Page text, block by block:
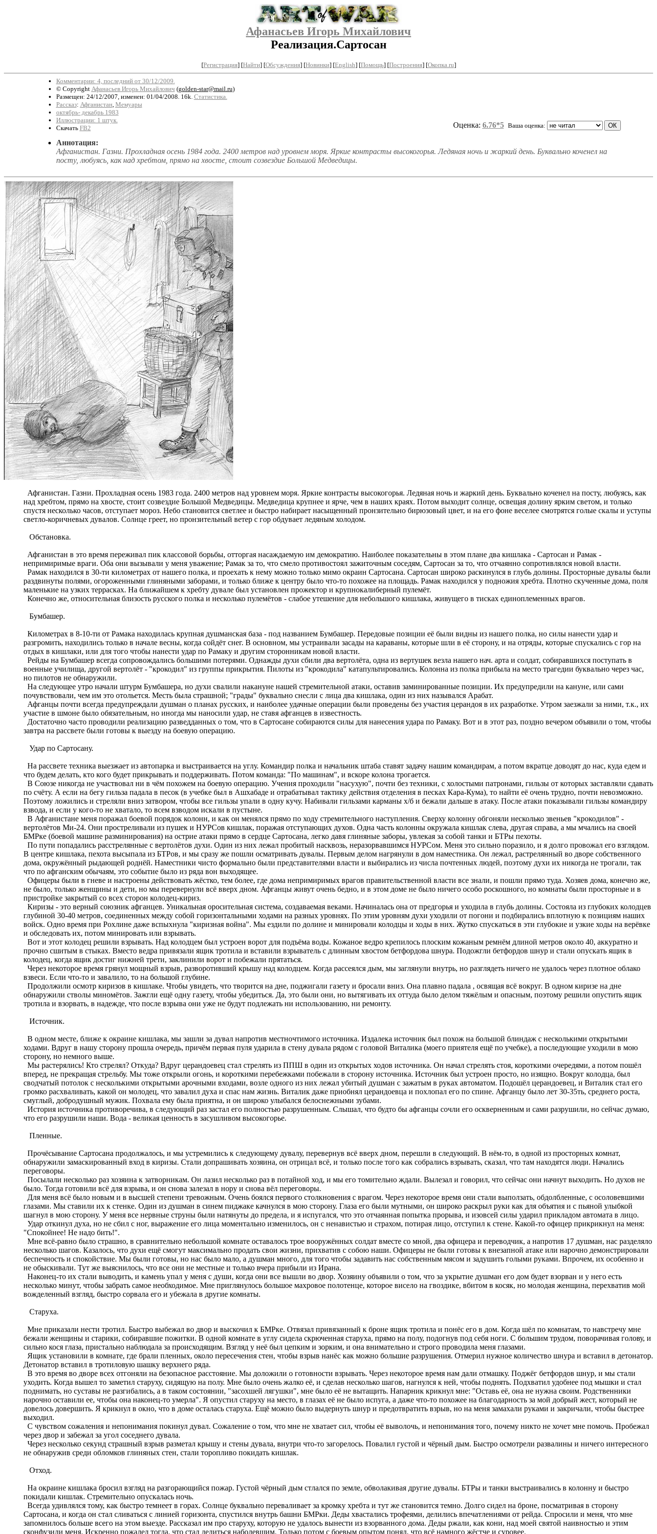
Афанасьев Игорь Михайлович
Реализация.Сартосан
[Регистрация] [Найти] [Обсуждения] [Новинки] [English] [Помощь] [Построения] [Окопка.ru]
Комментарии: 4, последний от 30/12/2009.
© Copyright Афанасьев Игорь Михайлович (golden-star@mail.ru)
Размещен: 24/12/2007, изменен: 01/04/2008. 16k. Статистика.
Рассказ: Афганистан, Мемуары
октябрь- декабрь 1983
Иллюстрации: 1 штук.
Скачать FB2 Оценка: 6.76*5 Ваша оценка:
Аннотация:
Афганистан. Газни. Прохладная осень 1984 года. 2400 метров над уровнем моря. Яркие контрасты высокогорья. Ледяная ночь и жаркий день. Буквально коченел на
посту, любуясь, как над хребтом, прямо на хвосте, стоит созвездие Большой Медведицы.
Афганистан. Газни. Прохладная осень 1983 года. 2400 метров над уровнем моря. Яркие контрасты высокогорья. Ледяная ночь и жаркий день. Буквально коченел на посту, любуясь, как
над хребтом, прямо на хвосте, стоит созвездие Большой Медведицы. Медведица крупнее и ярче, чем в наших краях. Потом выходит солнце, освещая долину ярким светом, и только
спустя несколько часов, отступает мороз. Небо становится светлее и быстро набирает насыщенный пронзительно бирюзовый цвет, и на его фоне веселее смотрятся голые скалы и уступы
светло-коричневых дувалов. Солнце греет, но пронзительный ветер с гор обдувает ледяным холодом.
Обстановка.
Афганистан в это время переживал пик классовой борьбы, отторгая насаждаемую им демократию. Наиболее показательны в этом плане два кишлака - Сартосан и Рамак -
непримиримые враги. Оба они вызывали у меня уважение; Рамак за то, что смело противостоял зажиточным соседям, Сартосан за то, что отчаянно сопротивлялся новой власти.
Рамак находился в 30-ти километрах от нашего полка, и проехать к нему можно только мимо окраин Сартосана. Сартосан широко раскинулся в глубь долины. Просторные дувалы были
раздвинуты полями, огороженными глиняными заборами, и только ближе к центру было что-то похожее на площадь. Рамак находился у подножия хребта. Плотно скученные дома, поля
маленькие на узких террасках. На ближайшем к хребту дувале был установлен прожектор и крупнокалиберный пулемёт.
Конечно же, относительная близость русского полка и несколько пулемётов - слабое утешение для небольшого кишлака, живущего в тисках единоплеменных врагов.
Бумбашер.
Километрах в 8-10-ти от Рамака находилась крупная душманская база - под названием Бумбашер. Передовые позиции её были видны из нашего полка, но силы нанести удар и
разгромить, находились только в начале весны, когда сойдёт снег. В основном, мы устраивали засады на караваны, которые шли в её сторону, и на отряды, которые спускались с гор на
отдых в кишлаки, или для того чтобы нанести удар по Рамаку и другим сторонникам новой власти.
Рейды на Бумбашер всегда сопровождались большими потерями. Однажды духи сбили два вертолёта, одна из вертушек везла нашего нач. арта и солдат, собиравшихся поступать в
военные училища, другой вертолёт - "крокодил" из группы прикрытия. Пилоты из "крокодила" катапультировались. Колонна из полка прибыла на место трагедии буквально через час,
но пилотов не обнаружили.
На следующее утро начали штурм Бумбашера, но духи свалили накануне нашей стремительной атаки, оставив заминированные позиции. Их предупредили на кануне, или сами
почувствовали, чем им это отольется. Месть была страшной; "грады" буквально снесли с лица два кишлака, один из них назывался Арабат.
Афганцы почти всегда предупреждали душман о планах русских, и наиболее удачные операции были проведены без участия церандоя в их разработке. Утром заезжали за ними, т.к., их
участие в шмоне было обязательным, но иногда мы наносили удар, не ставя афганцев в известность.
Достаточно часто проводили реализацию разведданных о том, что в Сартосане собираются силы для нанесения удара по Рамаку. Вот и в этот раз, поздно вечером объявили о том, чтобы
завтра на рассвете были готовы к выезду на боевую операцию.
Удар по Сартосану.
На рассвете техника выезжает из автопарка и выстраивается на углу. Командир полка и начальник штаба ставят задачу нашим командирам, а потом вкратце доводят до нас, куда едем и
что будем делать, кто кого будет прикрывать и поддерживать. Потом команда: "По машинам", и вскоре колона трогается.
В Союзе никогда не участвовал ни в чём похожем на боевую операцию. Учения проходили "насухую", почти без техники, с холостыми патронами, гильзы от которых заставляли сдавать
по счёту. А если на бегу гильза падала в песок (в учебке был в Ашхабаде и отрабатывал тактику действия отделения в песках Кара-Кума), то найти её очень трудно, почти невозможно.
Поэтому ложились и стреляли вниз затвором, чтобы все гильзы упали в одну кучу. Набивали гильзами карманы х/б и бежали дальше в атаку. После атаки показывали гильзы командиру
взвода, и если у кого-то не хватало, то всем взводом искали в пустыне.
В Афганистане меня поражал боевой порядок колонн, и как он менялся прямо по ходу стремительного наступления. Сверху колонну обгоняли несколько звеньев "крокодилов" -
вертолётов Ми-24. Они простреливали из пушек и НУРСов кишлак, поражая отступающих духов. Одна часть колонны окружала кишлак слева, другая справа, а мы мчались на своей
БМРке (боевой машине разминирования) на острие атаки прямо в сердце Сартосана, легко давя глиняные заборы, увлекая за собой танки и БТРы пехоты.
По пути попадались расстрелянные с вертолётов духи. Один из них лежал пробитый насквозь, неразорвавшимся НУРСом. Меня это сильно поразило, и я долго провожал его взглядом.
В центре кишлака, пехота высыпала из БТРов, и мы сразу же пошли осматривать дувалы. Первым делом нагрянули в дом наместника. Он лежал, растрелянный во дворе собственного
дома, окружённый рыдающей роднёй. Наместники чисто формально были представителями власти и выбирались из числа почтенных людей, поэтому духи их никогда не трогали, так
что по афганским обычаям, это событие было из ряда вон выходящее.
Офицеры были в гневе и настроены действовать жёстко, тем более, где дома непримиримых врагов правительственной власти все знали, и пошли прямо туда. Хозяев дома, конечно же,
не было, только женщины и дети, но мы перевернули всё вверх дном. Афганцы живут очень бедно, и в этом доме не было ничего особо роскошного, но комнаты были просторные и в
пристройке закрытый со всех сторон колодец-кириз.
Киризы - это верный союзник афганцев. Уникальная оросительная система, создаваемая веками. Начиналась она от предгорья и уходила в глубь долины. Состояла из глубоких колодцев
глубиной 30-40 метров, соединенных между собой горизонтальными ходами на разных уровнях. По этим уровням духи уходили от погони и подбирались вплотную к позициям наших
войск. Одно время при Рохлине даже вспыхнула "киризная война". Мы ездили по долине и минировали колодцы и ходы в них. Жутко спускаться в эти глубокие и узкие ходы на верёвке
и обследовать их, потом минировать или взрывать.
Вот и этот колодец решили взрывать. Над колодцем был устроен ворот для подъёма воды. Кожаное ведро крепилось плоским кожаным ремнём длиной метров около 40, аккуратно и
прочно сшитым в стыках. Вместо ведра привязали ящик тротила и вставили взрыватель с длинным хвостом бетфордова шнура. Подожгли бетфордов шнур и стали опускать ящик в
колодец, когда ящик достиг нижней трети, заклинили ворот и побежали прятаться.
Через некоторое время грянул мощный взрыв, разворотивший крышу над колодцем. Когда рассеялся дым, мы заглянули внутрь, но разглядеть ничего не удалось через плотное облако
взвеси. Если что-то и завалило, то на большой глубине.
Продолжили осмотр киризов в кишлаке. Чтобы увидеть, что творится на дне, поджигали газету и бросали вниз. Она плавно падала , освящая всё вокруг. В одном киризе на дне
обнаружили стволы миномётов. Зажгли ещё одну газету, чтобы убедиться. Да, это были они, но вытягивать их оттуда было делом тяжёлым и опасным, поэтому решили опустить ящик
тротила и взорвать, в надежде, что после взрыва они уже не будут подлежать ни использованию, ни ремонту.
Источник.
В одном месте, ближе к окраине кишлака, мы зашли за дувал напротив местночтимого источника. Издалека источник был похож на большой блиндаж с несколькими открытыми
ходами. Вдруг в нашу сторону прошла очередь, причём первая пуля ударила в стену дувала рядом с головой Виталика (моего приятеля ещё по учебке), а последующие уходили в мою
сторону, но немного выше.
Мы растерялись! Кто стрелял? Откуда? Вдруг церандоевец стал стрелять из ППШ в один из открытых ходов источника. Он начал стрелять стоя, короткими очередями, а потом пошёл
вперед, не прекращая стрельбу. Мы тоже открыли огонь, и короткими перебежками побежали в сторону источника. Источник был устроен просто, но изящно. Вокруг колодца, был
сводчатый потолок с несколькими открытыми арочными входами, возле одного из них лежал убитый душман с зажатым в руках автоматом. Подошёл церандоевец, и Виталик стал его
громко расхваливать, какой он молодец, что завалил духа и спас нам жизнь. Виталик даже приобнял церандоевца и похлопал его по спине. Афганцу было лет 30-35ть, среднего роста,
смуглый, добродушный мужик. Похвала ему была приятна, и он широко улыбался белоснежными зубами.
История источника противоречива, в следующий раз застал его полностью разрушенным. Слышал, что будто бы афганцы сочли его оскверненным и сами разрушили, но сейчас думаю,
что его разрушили наши. Вода - великая ценность в засушливом высокогорье.
Пленные.
Прочёсывание Сартосана продолжалось, и мы устремились к следующему дувалу, перевернув всё вверх дном, перешли в следующий. В нём-то, в одной из просторных комнат,
обнаружили замаскированный вход в киризы. Стали допрашивать хозяина, он отрицал всё, и только после того как собрались взрывать, сказал, что там находятся люди. Начались
переговоры.
Посылали несколько раз хозяина к затворникам. Он лазил несколько раз в потайной ход, и мы его томительно ждали. Вылезал и говорил, что сейчас они начнут выходить. Но духов не
было. Тогда готовили всё для взрыва, и он снова залезал в нору и снова вёл переговоры.
Для меня всё было новым и в высшей степени тревожным. Очень боялся первого столкновения с врагом. Через некоторое время они стали выползать, обдолбленные, с осоловевшими
глазами. Мы ставили их к стенке. Один из душман в синем пиджаке качнулся в мою сторону. Глаза его были мутными, он широко раскрыл руки как для объятия и с пьяной улыбкой
шагнул в мою сторону. У меня все нервные струны были натянуты до предела, и я испугался, что это отчаянная попытка прорыва, и изовсей силы ударил прикладом автомата в лицо.
Удар откинул духа, но не сбил с ног, выражение его лица моментально изменилось, он с ненавистью и страхом, потирая лицо, отступил к стене. Какой-то офицер прикрикнул на меня:
"Спокойнее! Не надо бить!".
Мне всё-равно было страшно, в сравнительно небольшой комнате оставалось трое вооружённых солдат вместе со мной, два офицера и переводчик, а напротив 17 душман, нас разделяло
несколько шагов. Казалось, что духи ещё смогут максимально продать свои жизни, прихватив с собою наши. Офицеры не были готовы к внезапной атаке или нарочно демонстрировали
беспечность и спокойствие. Мы были готовы, но нас было мало, а душман много, для того чтобы задавить нас собственным мясом и задушить голыми руками. Впрочем, их особенно и
не обыскивали. Тут же выяснилось, что все они не местные и только вчера прибыли из Ирана.
Наконец-то их стали выводить, и камень упал у меня с души, когда они все вышли во двор. Хозяину объявили о том, что за укрытие душман его дом будет взорван и у него есть
несколько минут, чтобы забрать самое необходимое. Мне приглянулось большое махровое полотенце, которое висело на гвоздике, вбитом в косяк, но молодая женщина, перехватив мой
вожделенный взгляд, быстро сорвала его и убежала в другие комнаты.
Старуха.
Мне приказали нести тротил. Быстро выбежал во двор и выскочил к БМРке. Отвязал привязанный к броне ящик тротила и понёс его в дом. Когда шёл по комнатам, то навстречу мне
бежали женщины и старики, собиравшие пожитки. В одной комнате в углу сидела скрюченная старуха, прямо на полу, подогнув под себя ноги. С большим трудом, поворачивая голову, и
сильно кося глаза, пристально наблюдала за происходящим. Взгляд у неё был цепким и зорким, и она внимательно и строго проводила меня глазами.
Ящик установили в комнате, где брали пленных, около пересечения стен, чтобы взрыв нанёс как можно большие разрушения. Отмерил нужное количество шнура и вставил в детонатор.
Детонатор вставил в тротиловую шашку верхнего ряда.
В это время во дворе всех отгоняли на безопасное расстояние. Мы доложили о готовности взрывать. Через некоторое время нам дали отмашку. Поджёг бетфордов шнур, и мы стали
уходить. Когда вышел то заметил старуху, сидящую на полу. Мне было очень жалко её, и сделав несколько шагов, нагнулся к ней, чтобы поднять. Подхватил удобнее под мышки и стал
поднимать, но суставы не разгибались, а в таком состоянии, "засохшей лягушки", мне было её не вытащить. Напарник крикнул мне: "Оставь её, она не нужна своим. Родственники
нарочно оставили ее, чтобы она наконец-то умерла". Я опустил старуху на место, в глазах её не было испуга, а даже что-то похожее на благодарность за мой добрый жест, который не
довелось довершить. Я крикнул в окно, что в доме осталась старуха. Ещё можно было выдернуть шнур и предотвратить взрыв, но на меня замахали руками и закричали, чтобы быстрее
выходил.
С чувством сожаления и непонимания покинул дувал. Сожаление о том, что мне не хватает сил, чтобы её выволочь, и непонимания того, почему никто не хочет мне помочь. Пробежал
через двор и забежал за угол соседнего дувала.
Через несколько секунд страшный взрыв разметал крышу и стены дувала, внутри что-то загорелось. Повалил густой и чёрный дым. Быстро осмотрели развалины и ничего интересного
не обнаружив среди обломков глиняных стен, стали торопливо покидать кишлак.
Отход.
На окраине кишлака бросил взгляд на разгорающийся пожар. Густой чёрный дым стлался по земле, обволакивая другие дувалы. БТРы и танки выстраивались в колонну и быстро
покидали кишлак. Стремительно опускалась ночь.
Всегда удивлялся тому, как быстро темнеет в горах. Солнце буквально переваливает за кромку хребта и тут же становится темно. Долго сидел на броне, посматривая в сторону
Сартосана, и когда он стал сливаться с линией горизонта, спустился внутрь башни БМРки. Деды хвастались трофеями, делились впечатлениями от рейда. Спросили и меня, что мне
запомнилось больше всего на этом выезде. Рассказал им про старуху, которую не удалось вынести из взорванного дома. Деды ржали, как кони, над моей святой наивностью и этим
сконфузили меня. Искренно пожалел тогда, что стал делиться наболевшим. Только потом с боевым опытом понял, что всё намного жёстче и суровее.